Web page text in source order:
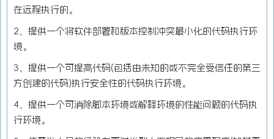
在远程执行的。
2、提供一个将软件部署和版本控制冲突最小化的代码执行环
境。
3、提供一个可提高代码(包括由未知的或不完全受信任的第三
方创建的代码)执行安全性的代码执行环境。
4、提供一个可消除脚本环境或解释环境的性能问题的代码执
行环境。